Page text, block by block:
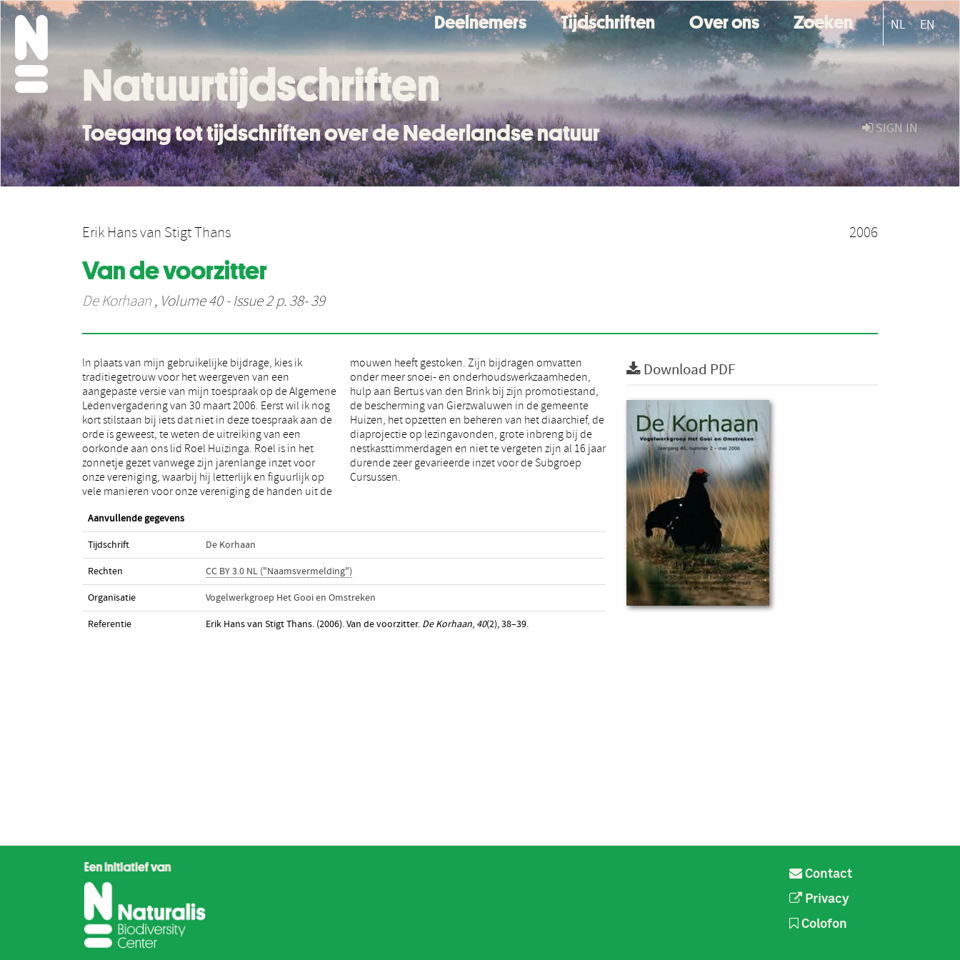
Deelnemers Tijdschriften Over ons Zoeken NL EN
SIGN IN
Natuurtijdschriften
Toegang tot tijdschriften over de Nederlandse natuur
Erik Hans van Stigt Thans 2006
Van de voorzitter
De Korhaan, Volume 40 - Issue 2 p. 38- 39
In plaats van mijn gebruikelijke bijdrage, kies ik
traditiegetrouw voor het weergeven van een
aangepaste versie van mijn toespraak op de Algemene
Ledenvergadering van 30 maart 2006. Eerst wil ik nog
kort stilstaan bij iets dat niet in deze toespraak aan de
orde is geweest, te weten de uitreiking van een
oorkonde aan ons lid Roel Huizinga. Roel is in het
zonnetje gezet vanwege zijn jarenlange inzet voor
onze vereniging, waarbij hij letterlijk en figuurlijk op
vele manieren voor onze vereniging de handen uit de
mouwen heeft gestoken. Zijn bijdragen omvatten
onder meer snoei- en onderhoudswerkzaamheden,
hulp aan Bertus van den Brink bij zijn promotiestand,
de bescherming van Gierzwaluwen in de gemeente
Huizen, het opzetten en beheren van het diaarchief, de
diaprojectie op lezingavonden, grote inbreng bij de
nestkasttimmerdagen en niet te vergeten zijn al 16 jaar
durende zeer gevarieerde inzet voor de Subgroep
Cursussen.
Aanvullende gegevens
Tijdschrift De Korhaan
Rechten CC BY 3.0 NL ("Naamsvermelding")
Organisatie Vogelwerkgroep Het Gooi en Omstreken
Referentie Erik Hans van Stigt Thans. (2006). Van de voorzitter. De Korhaan, 40(2), 38–39.
Download PDF
Contact
Privacy
Colofon